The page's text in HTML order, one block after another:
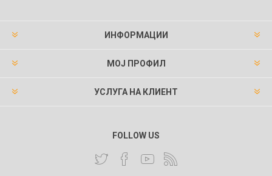
ИНФОРМАЦИИ
МОЈ ПРОФИЛ
УСЛУГА НА КЛИЕНТ
FOLLOW US